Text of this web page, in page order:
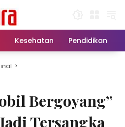
Kesehatan Pendidikan
Bergoyang”
Tersangka